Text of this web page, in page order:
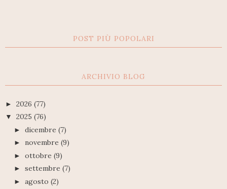
POST PIÙ POPOLARI
ARCHIVIO BLOG
► 2026 (77)
▼ 2025 (76)
► dicembre (7)
► novembre (9)
► ottobre (9)
► settembre (7)
► agosto (2)